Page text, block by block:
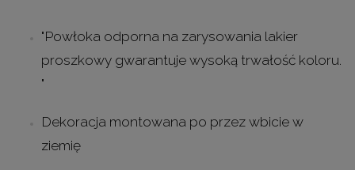
"Powłoka odporna na zarysowania lakier
proszkowy gwarantuje wysoką trwałość koloru.
"
Dekoracja montowana po przez wbicie w
ziemię